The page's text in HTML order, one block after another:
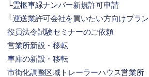
霊柩車緑ナンバー新規許可申請
運送業許可会社を買いたい方向けプラン
役員法令試験セミナーのご依頼
営業所新設・移転
車庫の新設・移転
市街化調整区域トレーラーハウス営業所